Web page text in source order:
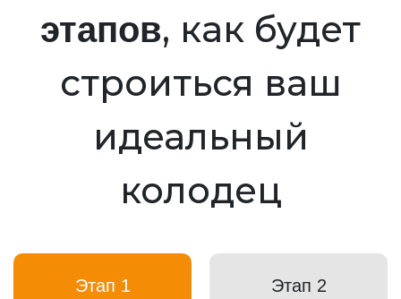
этапов, как будет
строиться ваш
идеальный
колодец
Этап 1 Этап 2